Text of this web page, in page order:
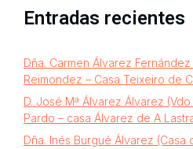
Entradas recientes
Dña. Carmen Álvarez
Reimondez – Casa Teixeiro de
D. José Mª Álvarez Álvarez
Pardo – casa Álvarez de A
Dña. Inés Burgué Álvarez (Casa